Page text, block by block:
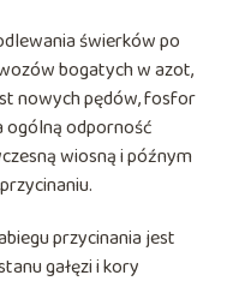
świerków po
bogatych w azot,
nowych pędów, fosfor
ogólną odporność
wiosną i późnym
przycinania jest
gałęzi i kory